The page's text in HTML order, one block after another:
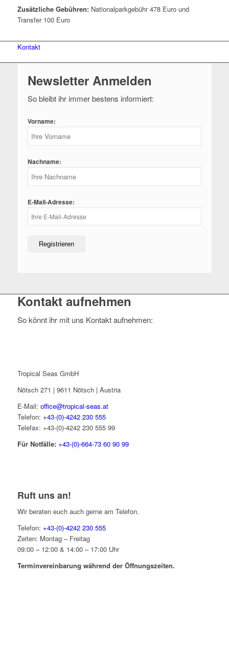
Zusätzliche Gebühren:Nationalparkgebühr 478 Euro und
Transfer 100 Euro
Kontakt
Newsletter Anmelden
So bleibt ihr immer bestens informiert:
Vorname:
Nachname:
E-Mail-Adresse:
Kontakt aufnehmen
So könnt ihr mit uns Kontakt aufnehmen:
Tropical Seas GmbH
Nötsch 271 | 9611 Nötsch | Austria
E-Mail: office@tropical-seas.at
Telefon: +43-(0)-4242 230 555
Telefax: +43-(0)-4242 230 555 99
Für Notfälle: +43-(0)-664-73 60 90 99
Ruft uns an!
Wir beraten euch auch gerne am Telefon.
Telefon: +43-(0)-4242 230 555
Zeiten: Montag – Freitag
09:00 – 12:00 & 14:00 – 17:00 Uhr
Terminvereinbarung während der Öffnungszeiten.